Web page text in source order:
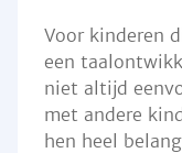
Voor kinderen
een
niet altijd
met andere
hen heel